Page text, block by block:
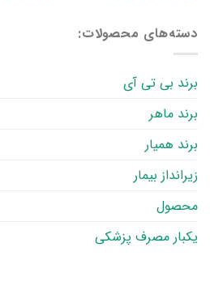
دسته‌های محصولات:
برند بی تی آی
برند ماهر
برند همیار
زیرانداز بیمار
محصول
یکبار مصرف پزشکی